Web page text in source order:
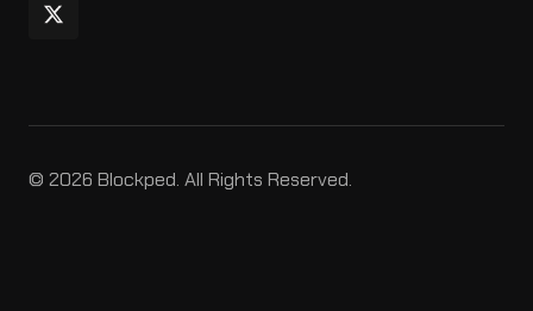
© 2026 Blockped. All Rights Reserved.